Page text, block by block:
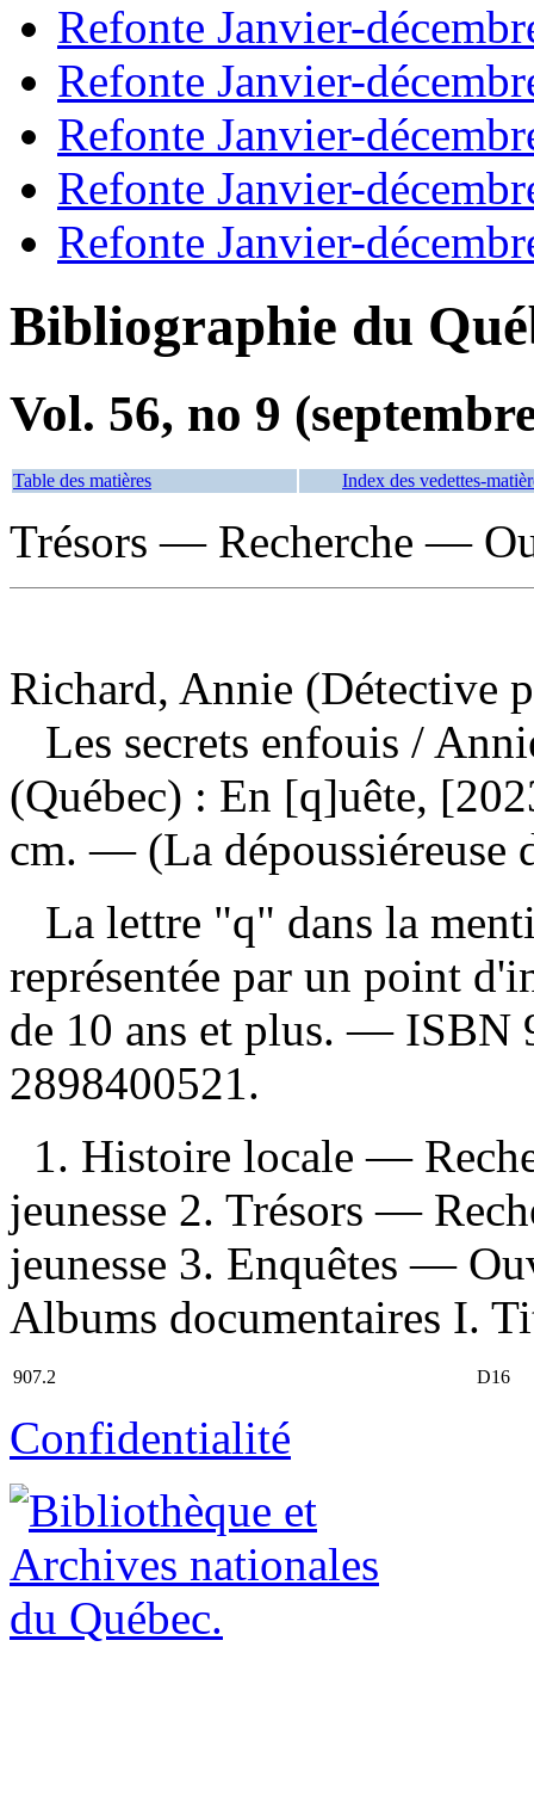
Refonte Janvier-
Refonte Janvier-
Refonte Janvier-
Refonte Janvier-
Refonte Janvier-
Bibliographie du
Vol. 56, no 9
Table des matières Index des vedettes-
Trésors — Recherche —
Richard, Annie (Détective
Les secrets enfouis /
(Québec) : En [q]uête,
cm. — (La dépoussiéreuse
La lettre "q" dans la
représentée par un point
de 10 ans et plus. — ISBN
2898400521.
1. Histoire locale —
jeunesse 2. Trésors —
jeunesse 3. Enquêtes —
Albums documentaires I.
907.2 D16
Confidentialité